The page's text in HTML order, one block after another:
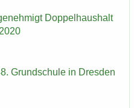
Dop­pel­haus­halt
Grund­schu­le in Dres­den